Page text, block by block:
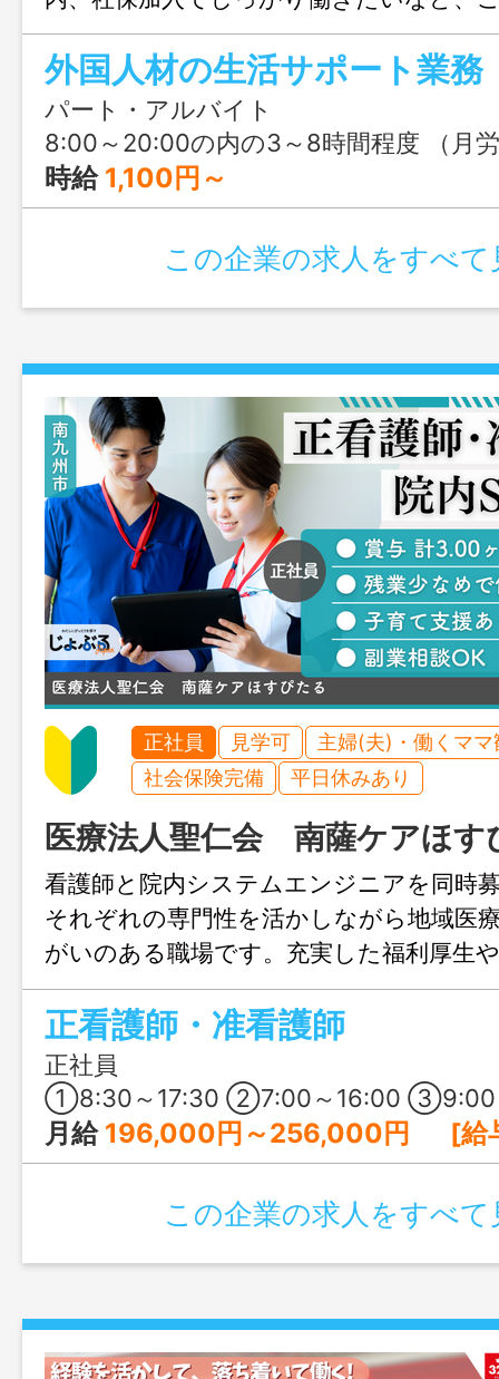
能。「ありがとう」を直接もらえる、人
まま活かせる、やりがいあるお仕事です
外国人材の生活サポート業務
パート・アルバイト
8:00～20:00の内の3～8時間程度 （月労働時間：80～170時間程度の変形労働時間制） ※シフト制 ※労働時間は相談に応
時給 1,100円～
この企業の求人をすべて
正社員 見学可
主婦(夫)・働くママ
社会保険完備
平日休みあり
医療法人聖仁会 南薩ケアほす
看護師と院内システムエンジニアを同時
それぞれの専門性を活かしながら地域医
がいのある職場です。充実した福利厚生
え、残業も少なく働きやすい環境が整っ
した医療法人で、長く安心してキャリア
です。
正看護師・准看護師
正社員
①8:30～17:30 ②7:00～16:00 ③9:00～18:30の間の8時間程度 ④17:00～翌9:00 ※日勤は①を基本に早出・遅出シフトあり ※④の夜勤は、月4～5回程度 ※1ヶ⽉単位の変形労働時間制 ※所定の労働日・休日・始業終業時
月給 196,000円～256,000円 [給与の内訳] 基本給：190,000円～250,000円 ベースアップ手当：6,000円
この企業の求人をすべて